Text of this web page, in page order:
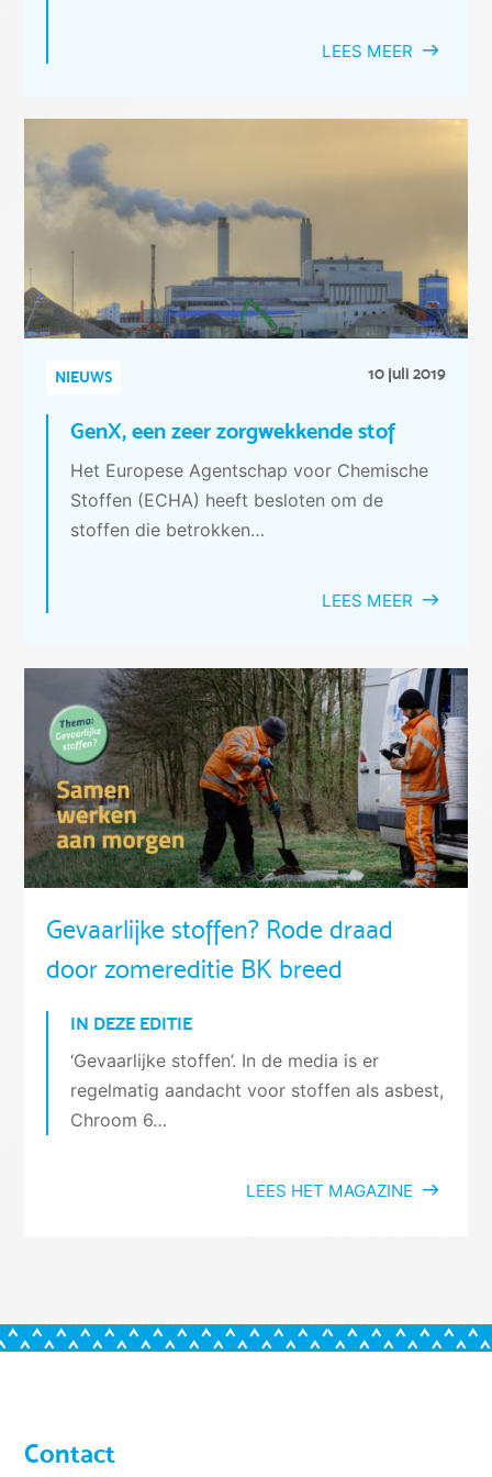
LEES MEER
NIEUWS 10 juli 2019
GenX, een zeer zorgwekkende stof
Het Europese Agentschap voor Chemische
Stoffen (ECHA) heeft besloten om de
stoffen die betrokken…
LEES MEER
Gevaarlijke stoffen? Rode draad
door zomereditie BK breed
IN DEZE EDITIE
‘Gevaarlijke stoffen’. In de media is er
regelmatig aandacht voor stoffen als asbest,
Chroom 6…
LEES HET MAGAZINE
Contact